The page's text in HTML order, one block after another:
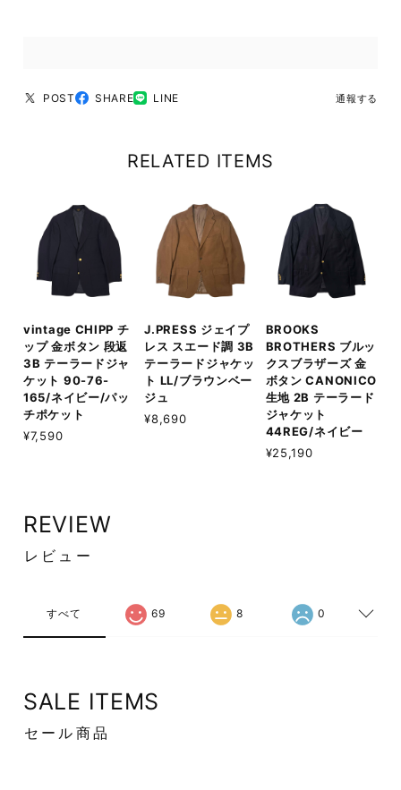
POST SHARE LINE 通報する
RELATED ITEMS
vintage CHIPP チ
ップ 金ボタン 段返
3B テーラードジャ
ケット 90-76-
165/ネイビー/パッ
チポケット
¥7,590
J.PRESS ジェイプ
レス スエード調 3B
テーラードジャケッ
ト LL/ブラウンベー
ジュ
¥8,690
BROOKS
BROTHERS ブルッ
クスブラザーズ 金
ボタン CANONICO
生地 2B テーラード
ジャケット
44REG/ネイビー
¥25,190
REVIEW
レビュー
すべて 69 8 0
SALE ITEMS
セール商品